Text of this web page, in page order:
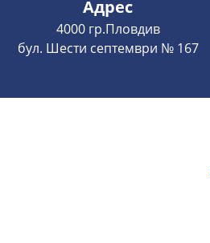
Адрес
4000 гр.Пловдив
бул. Шести септември № 167